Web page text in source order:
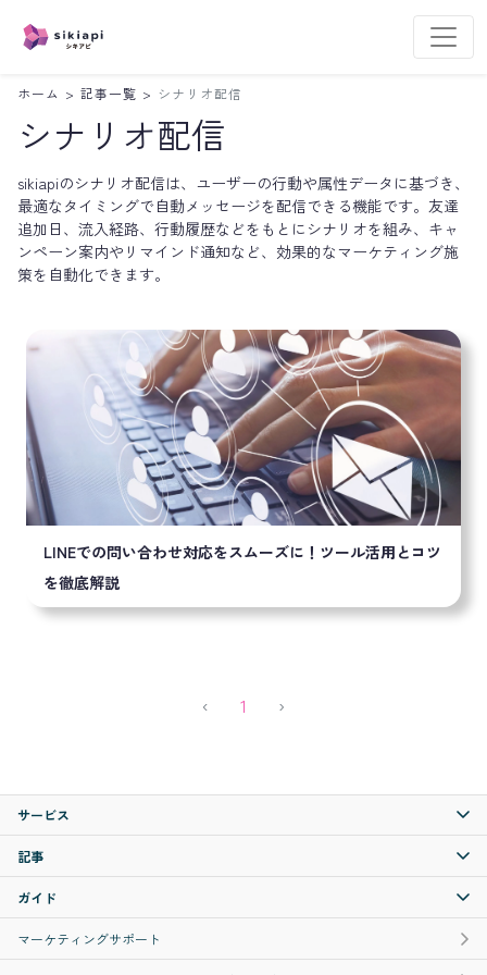
ホーム > 記事一覧 > シナリオ配信
シナリオ配信
sikiapiのシナリオ配信は、ユーザーの行動や属性データに基づき、
最適なタイミングで自動メッセージを配信できる機能です。友達
追加日、流入経路、行動履歴などをもとにシナリオを組み、キャ
ンペーン案内やリマインド通知など、効果的なマーケティング施
策を自動化できます。
LINEでの問い合わせ対応をスムーズに！ツール活用とコツ
を徹底解説
‹ Previous
1 (current)
›Next
サービス
記事
ガイド
マーケティングサポート